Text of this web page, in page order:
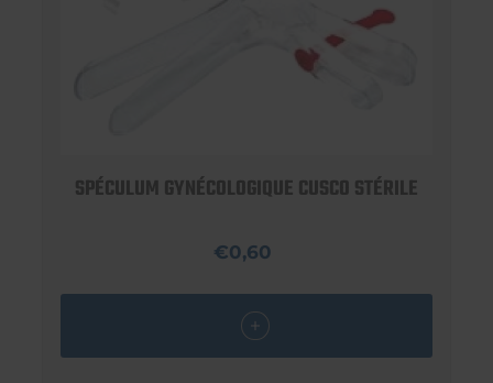
SPÉCULUM GYNÉCOLOGIQUE CUSCO STÉRILE
€0,60